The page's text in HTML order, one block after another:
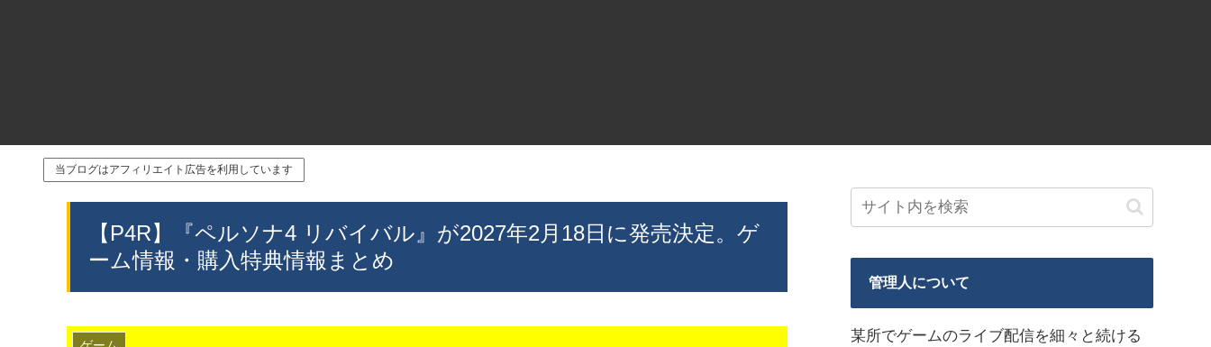
当ブログはアフィリエイト広告を利用しています
【P4R】『ペルソナ4 リバイバル』が2027年2月18日に発売決定。ゲ
ーム情報・購入特典情報まとめ
管理人について
某所でゲームのライブ配信を細々と続ける